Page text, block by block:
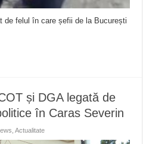
de felul în care șefii de la București
și DGA legată de
în Caras Severin
,Actualitate